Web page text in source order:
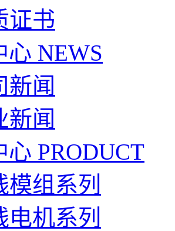
证书
心 NEWS
新闻
新闻
心 PRODUCT
模组系列
电机系列